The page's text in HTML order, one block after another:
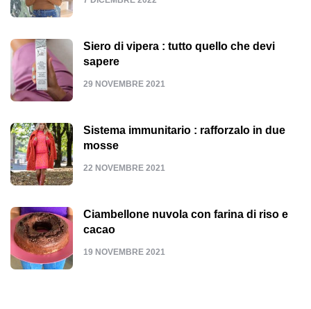
Siero di vipera : tutto quello che devi
sapere
29 NOVEMBRE 2021
Sistema immunitario : rafforzalo in due
mosse
22 NOVEMBRE 2021
Ciambellone nuvola con farina di riso e
cacao
19 NOVEMBRE 2021